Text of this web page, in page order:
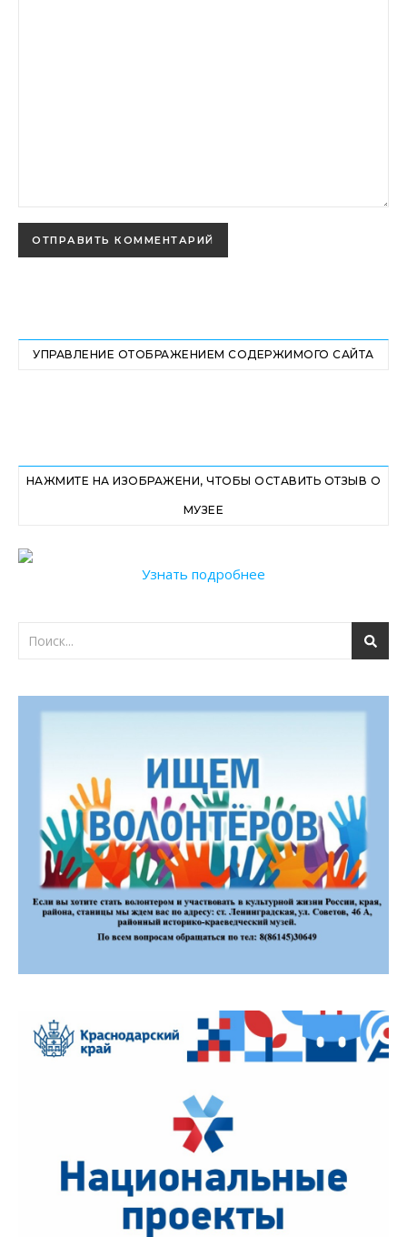
УПРАВЛЕНИЕ ОТОБРАЖЕНИЕМ СОДЕРЖИМОГО САЙТА
НАЖМИТЕ НА ИЗОБРАЖЕНИ, ЧТОБЫ ОСТАВИТЬ ОТЗЫВ О
МУЗЕЕ
Узнать подробнее